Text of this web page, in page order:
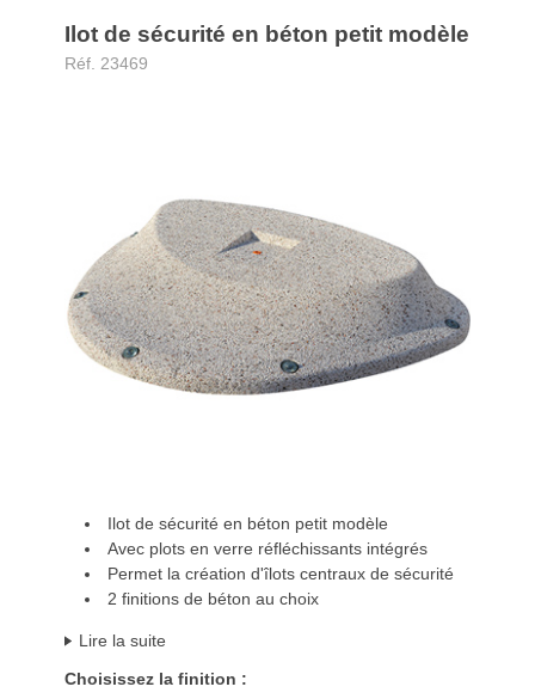
Ilot de sécurité en béton petit modèle
Réf. 23469
Ilot de sécurité en béton petit modèle
Avec plots en verre réfléchissants intégrés
Permet la création d'îlots centraux de sécurité
2 finitions de béton au choix
Lire la suite
Choisissez la finition :